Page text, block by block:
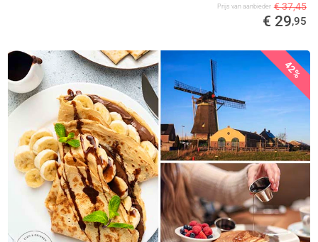
Prijs van aanbieder € 37,45
€ 29,95
42%